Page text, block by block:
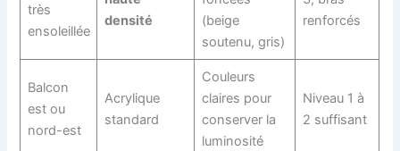
très
ensoleillée
densité
(beige
soutenu, gris)
renforcés
Balcon
est ou
nord-est
Acrylique
standard
Couleurs
claires pour
conserver la
luminosité
Niveau 1 à
2 suffisant